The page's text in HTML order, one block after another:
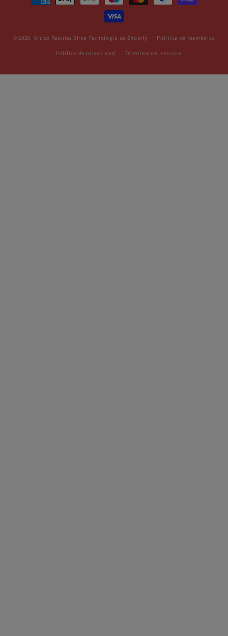
© 2026, Grupo Requiez Shop Tecnología de Shopify Política de reembolso
Política de privacidad Términos del servicio